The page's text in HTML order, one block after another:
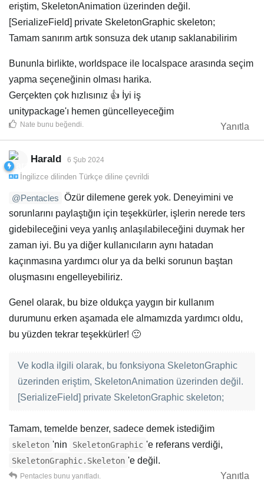
eriştim, SkeletonAnimation üzerinden değil.
[SerializeField] private SkeletonGraphic skeleton;
Tamam sanırım artık sonsuza dek utanıp saklanabilirim
Bununla birlikte, worldspace ile localspace arasında seçim
yapma seçeneğinin olması harika.
Gerçekten çok hızlısınız 👍 İyi iş
unitypackage'ı hemen güncelleyeceğim
Yanıtla
Nate bunu beğendi
Harald 6 Şub 2024
İngilizce dilinden Türkçe diline çevrildi
@Pentacles Özür dilemene gerek yok. Deneyimini ve
sorunlarını paylaştığın için teşekkürler, işlerin nerede ters
gidebileceğini veya yanlış anlaşılabileceğini duymak her
zaman iyi. Bu ya diğer kullanıcıların aynı hatadan
kaçınmasına yardımcı olur ya da belki sorunun baştan
oluşmasını engelleyebiliriz.
Genel olarak, bu bize oldukça yaygın bir kullanım
durumunu erken aşamada ele almamızda yardımcı oldu,
bu yüzden tekrar teşekkürler! 🙂
Ve kodla ilgili olarak, bu fonksiyona SkeletonGraphic
üzerinden eriştim, SkeletonAnimation üzerinden değil.
[SerializeField] private SkeletonGraphic skeleton;
Tamam, temelde benzer, sadece demek istediğim
skeleton 'nin SkeletonGraphic 'e referans verdiği,
SkeletonGraphic.Skeleton 'e değil.
Yanıtla
Pentacles bunu yanıtladı.